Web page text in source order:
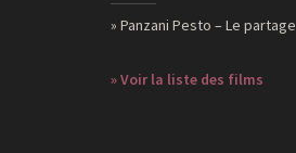
» Panzani Pesto – Le partage
» Voir la liste des films